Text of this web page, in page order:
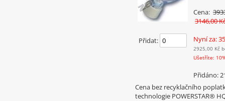
Přidat:
Cena:
3146,00
Nyní za:
2925,00 Kč
Ušetříte:
Přidáno:
Cena bez recyklačního
technologie POWERSTAR®